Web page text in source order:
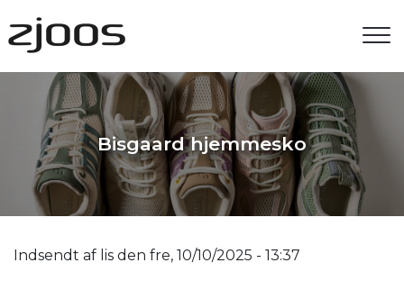
til
hovedindhold
Bisgaard hjemmesko
Indsendt af lis den fre, 10/10/2025 - 13:37